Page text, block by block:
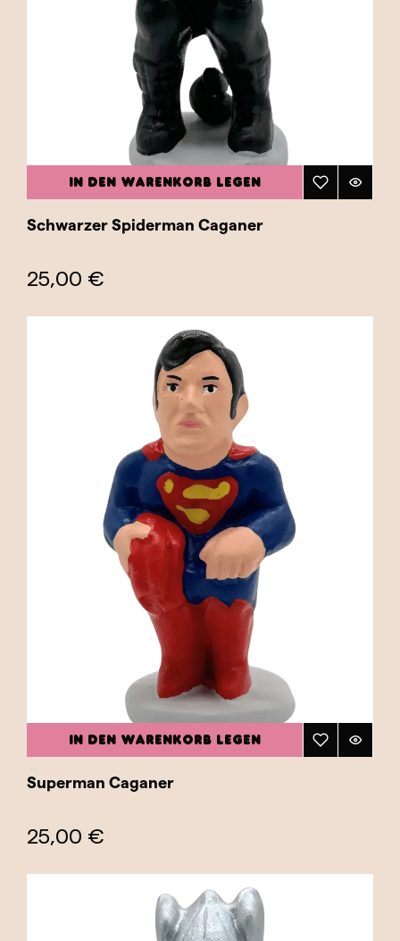
IN DEN WARENKORB LEGEN
Schwarzer Spiderman Caganer
25,00 €
IN DEN WARENKORB LEGEN
Superman Caganer
25,00 €